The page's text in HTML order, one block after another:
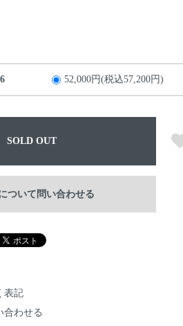
52,000円(税込57,200円)
SOLD OUT
ついて問い合わせる
表記
合わせる